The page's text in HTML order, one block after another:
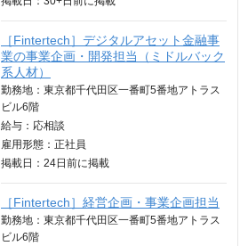
［Fintertech］デジタルアセット金融事
業の事業企画・開発担当（ミドルバック
系人材）
勤務地：東京都千代田区一番町5番地アトラス
ビル6階
給与： 応相談
雇用形態：正社員
掲載日： 24日 前に掲載
［Fintertech］経営企画・事業企画担当
勤務地：東京都千代田区一番町5番地アトラス
ビル6階